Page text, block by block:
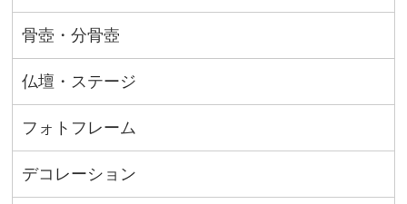
骨壺・分骨壺
仏壇・ステージ
フォトフレーム
デコレーション